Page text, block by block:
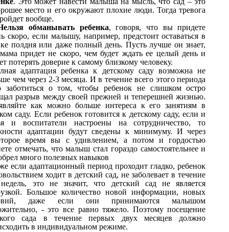
место и его окружают плохие люди. Тогда тревога
вообще.
обманывать ребенка, говоря, что вы придете
скоро, если малышу, например, предстоит оставаться в
полдня или даже полный день. Пусть лучше он знает,
придет не скоро, чем будет ждать ее целый день и
потерять доверие к самому близкому человеку.
адаптация ребенка к детскому саду возможна не
чем через 2-3 месяца. И в течение всего этого периода
заботиться о том, чтобы ребенок не слишком остро
разрыв между своей прежней и теперешней жизнью.
как можно больше интереса к его занятиям в
саду. Если ребенок готовится к детскому саду, если и
и воспитатели настроены на сотрудничество, то
адаптации будут сведены к минимуму. И через
время вы с удивлением, а потом и гордостью
отмечать, что малыш стал гораздо самостоятельнее и
много полезных навыков
если адаптационный период проходит гладко, ребенок
ходит в детский сад, не заболевает в течение
это не значит, что детский сад не является
Большое количество новой информации, новых
даже если они принимаются малышом
- это все равно тяжело. Поэтому посещение
сада в течение первых двух месяцев должно
в индивидуальном режиме.